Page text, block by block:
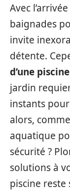
Avec
baignades
invite
détente.
d’une
jardin
instants
alors,
aquatique
sécurité ?
solutions à
piscine reste